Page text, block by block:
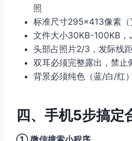
照
标准尺寸295×413像素（
文件大小30KB-100KB，
头部占照片2/3，发际线
双耳必须完整露出，禁止
背景必须纯色（蓝/白/红
四、手机5步搞定